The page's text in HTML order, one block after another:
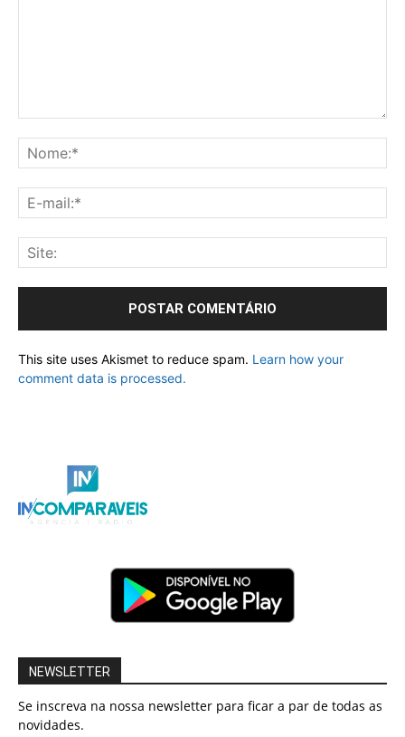
This site uses Akismet to reduce spam. Learn how your
comment data is processed.
NEWSLETTER
Se inscreva na nossa newsletter para ficar a par de todas as
novidades.